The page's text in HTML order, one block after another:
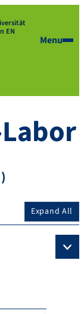
EN
Menu
Expand All